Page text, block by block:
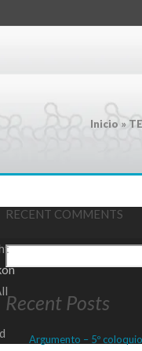
Inicio »
RECENT COMMENTS
Recent Posts
Argumento – 5º